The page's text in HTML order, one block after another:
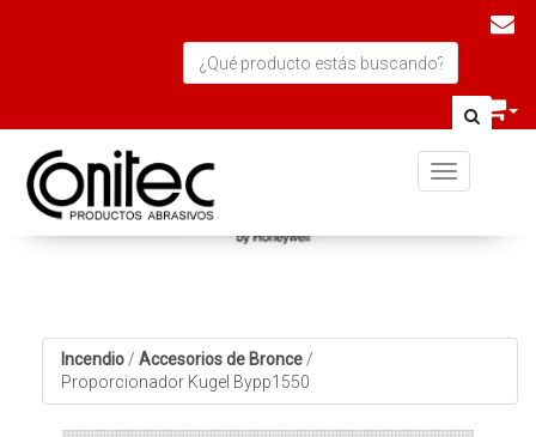
Toggle
Incendio / Accesorios de Bronce /
Proporcionador Kugel Bypp1550